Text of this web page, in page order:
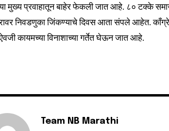
मुख्य प्रवाहातून बाहेर फेकली जात आहे. ८० टक्के
निवडणुका जिंकण्याचे दिवस आता संपले आहेत.
कायमच्या विनाशाच्या गर्तेत घेऊन जात आहे.
Team NB Marathi